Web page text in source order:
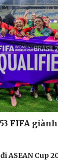
FIFA
ASEAN Cup